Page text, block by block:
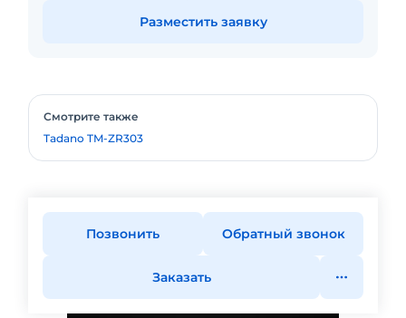
Разместить заявку
Смотрите также
Tadano TM-ZR303
Позвонить Обратный звонок
Заказать